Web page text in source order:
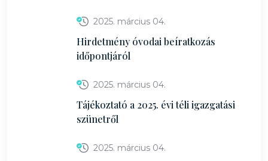
2025. március 04.
Hirdetmény óvodai beíratkozás
időpontjáról
2025. március 04.
Tájékoztató a 2025. évi téli igazgatási
szünetről
2025. március 04.